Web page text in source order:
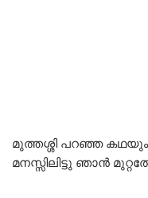
മുത്തശ്ശി പറഞ്ഞ കഥയും
മനസ്സിലിട്ടു ഞാൻ